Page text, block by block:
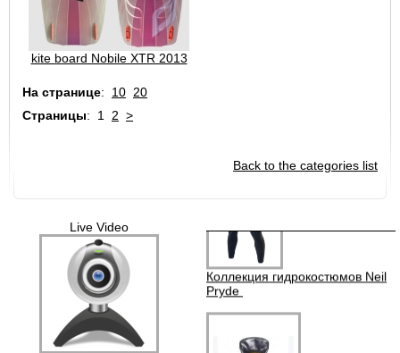
kite board Nobile XTR 2013
На странице: 10 20
Страницы: 1 2 >
Back to the categories list
Live Video
Коллекция гидрокостюмов Neil
Pryde